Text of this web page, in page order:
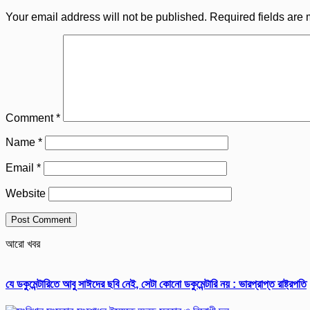
Your email address will not be published. Required fields are
Comment*
Name *
Email *
Website
আরো খবর
যে ডকুমেন্টারিতে আবু সাঈদের ছবি নেই, সেটা কোনো ডকুমেন্টারি নয় : ভারপ্রাপ্ত রাষ্ট্রপতি